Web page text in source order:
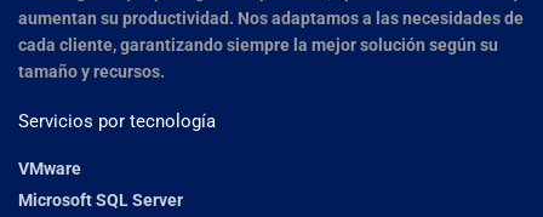
aumentan su productividad. Nos adaptamos a las necesidades de
cada cliente, garantizando siempre la mejor solución según su
tamaño y recursos.
Servicios por tecnología
VMware
Microsoft SQL Server